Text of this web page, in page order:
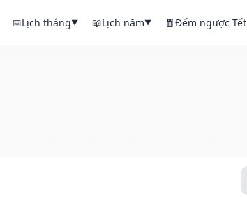
📅Lịch tháng▼ 📖Lịch năm▼ 🧧Đếm ngược Tết